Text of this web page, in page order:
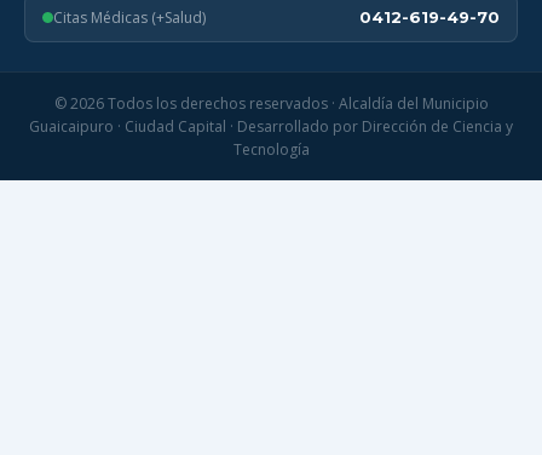
Citas Médicas (+Salud) 0412-619-49-70
© 2026 Todos los derechos reservados · Alcaldía del Municipio
Guaicaipuro · Ciudad Capital · Desarrollado por Dirección de Ciencia y
Tecnología